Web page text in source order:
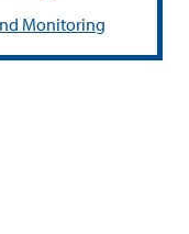
Monitoring